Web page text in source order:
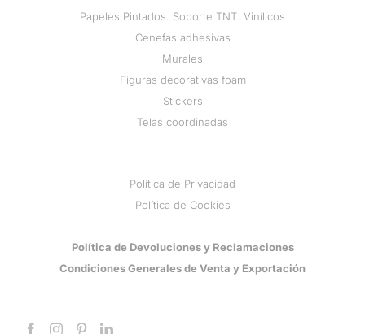
Papeles Pintados. Soporte TNT. Vinílicos
Cenefas adhesivas
Murales
Figuras decorativas foam
Stickers
Telas coordinadas
Política de Privacidad
Política de Cookies
Política de Devoluciones y Reclamaciones
Condiciones Generales de Venta y Exportación